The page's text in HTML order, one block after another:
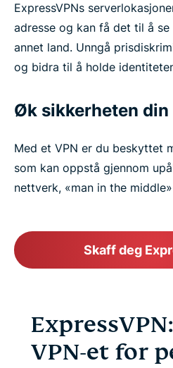
ExpressVPNs
adresse og kan få det til å
annet land. Unngå
og bidra til å holde
Øk sikkerheten din
Med et VPN er du beskyttet
som kan oppstå gjennom
nettverk, «man in the
Skaff deg
VPN-et for